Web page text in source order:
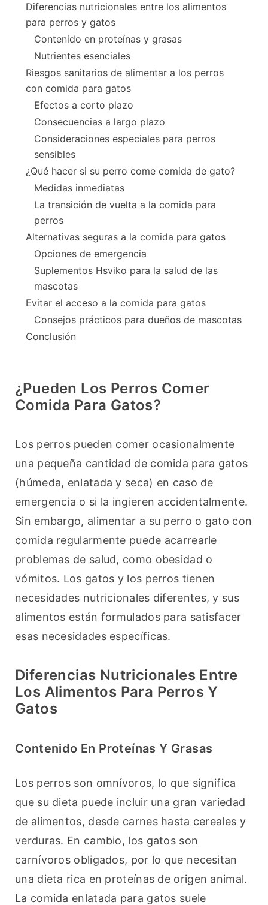
Diferencias nutricionales entre los alimentos
para perros y gatos
Contenido en proteínas y grasas
Nutrientes esenciales
Riesgos sanitarios de alimentar a los perros
con comida para gatos
Efectos a corto plazo
Consecuencias a largo plazo
Consideraciones especiales para perros
sensibles
¿Qué hacer si su perro come comida de gato?
Medidas inmediatas
La transición de vuelta a la comida para
perros
Alternativas seguras a la comida para gatos
Opciones de emergencia
Suplementos Hsviko para la salud de las
mascotas
Evitar el acceso a la comida para gatos
Consejos prácticos para dueños de mascotas
Conclusión
¿Pueden Los Perros Comer
Comida Para Gatos?
Los perros pueden comer ocasionalmente
una pequeña cantidad de comida para gatos
(húmeda, enlatada y seca) en caso de
emergencia o si la ingieren accidentalmente.
Sin embargo, alimentar a su perro o gato con
comida regularmente puede acarrearle
problemas de salud, como obesidad o
vómitos. Los gatos y los perros tienen
necesidades nutricionales diferentes, y sus
alimentos están formulados para satisfacer
esas necesidades específicas.
Diferencias Nutricionales Entre
Los Alimentos Para Perros Y
Gatos
Contenido En Proteínas Y Grasas
Los perros son omnívoros, lo que significa
que su dieta puede incluir una gran variedad
de alimentos, desde carnes hasta cereales y
verduras. En cambio, los gatos son
carnívoros obligados, por lo que necesitan
una dieta rica en proteínas de origen animal.
La comida enlatada para gatos suele